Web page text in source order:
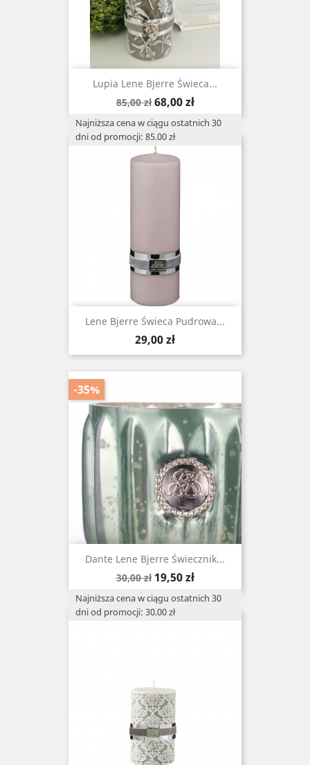
Lupia Lene Bjerre Świeca...
Cena
85,00 zł Cena
68,00 zł
Najniższa cena w ciągu ostatnich 30
dni od promocji: 85.00 zł
Lene Bjerre Świeca Pudrowa ...
Cena
29,00 zł
Dante Lene Bjerre Świecznik...
Cena
30,00 zł Cena
19,50 zł
Najniższa cena w ciągu ostatnich 30
dni od promocji: 30.00 zł
-35%